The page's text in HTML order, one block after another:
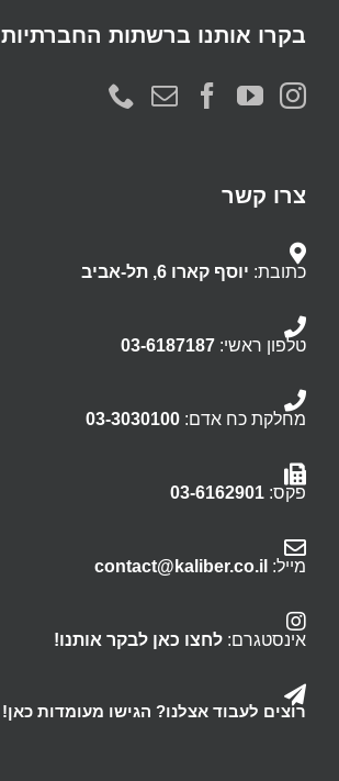
בקרו אותנו ברשתות החברתיות
צרו קשר
כתובת: יוסף קארו 6, תל-אביב
טלפון ראשי: 03-6187187
מחלקת כח אדם: 03-3030100
פקס: 03-6162901
מייל: contact@kaliber.co.il
אינסטגרם: לחצו כאן לבקר אותנו!
רוצים לעבוד אצלנו? הגישו מעומדות כאן!